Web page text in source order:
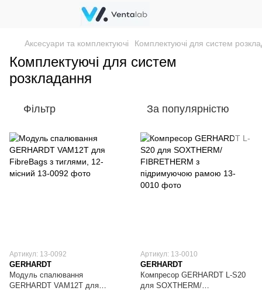
Аксесуари та комплектуючі Комплектуючі для систем
Комплектуючі для систем
розкладання
Фільтр За популярністю
Артикул: 13-0092
GERHARDT
Модуль спалювання
GERHARDT VAM12T для
Артикул: 13-0010
GERHARDT
Компресор GERHARDT L-S20
для SOXTHERM/